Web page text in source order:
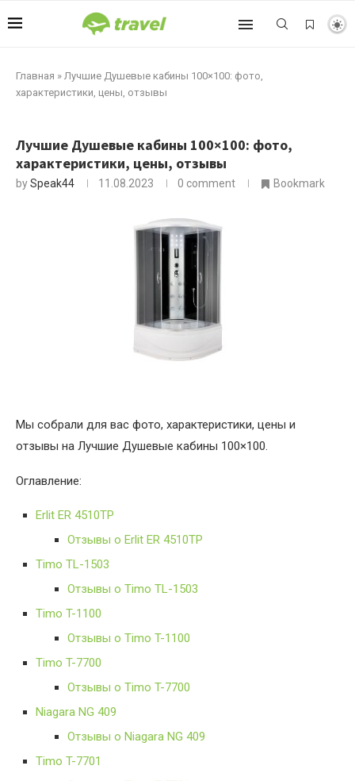
Главная » Лучшие Душевые кабины 100×100: фото,
характеристики, цены, отзывы
Лучшие Душевые кабины 100×100: фото,
характеристики, цены, отзывы
bySpeak44 11.08.2023 0 comment Bookmark
Мы собрали для вас фото, характеристики, цены и
отзывы на Лучшие Душевые кабины 100×100.
Оглавление:
Erlit ER 4510TP
Отзывы о Erlit ER 4510TP
Timo TL-1503
Отзывы о Timo TL-1503
Timo T-1100
Отзывы о Timo T-1100
Timo T-7700
Отзывы о Timo T-7700
Niagara NG 409
Отзывы о Niagara NG 409
Timo T-7701